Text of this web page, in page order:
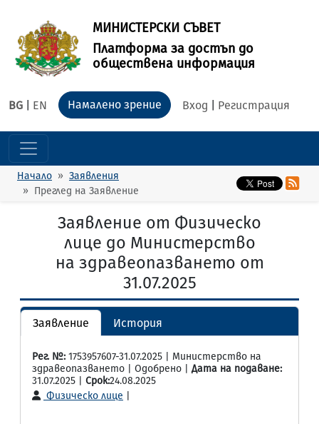
МИНИСТЕРСКИ СЪВЕТ
Платформа за достъп до
обществена информация
BG EN Вход Регистрация
Намалено зрение
Начало
Заявления
Преглед на Заявление
Заявление от Физическо
лице до Министерство
на здравеопазването от
31.07.2025
Заявление История
Рег. №: 1753957607-31.07.2025 | Министерство на
здравеопазването | Одобрено | Дата на подаване:
31.07.2025 | Срок:24.08.2025
Физическо лице